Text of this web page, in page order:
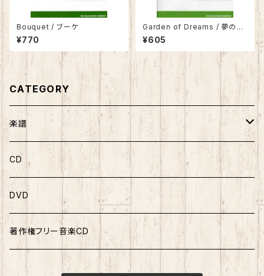
Bouquet / ブーケ
¥770
Garden of Dreams / 夢の庭
で
¥605
CATEGORY
楽譜
ソロ曲集
ソロピース
連弾曲集
連弾ピース
CD
DVD
著作権フリー音楽CD